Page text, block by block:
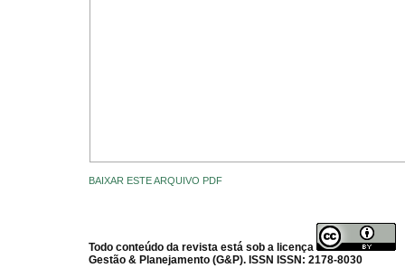
BAIXAR ESTE ARQUIVO PDF
Todo conteúdo da revista está sob a licença
Gestão & Planejamento (G&P). ISSN ISSN: 2178-8030